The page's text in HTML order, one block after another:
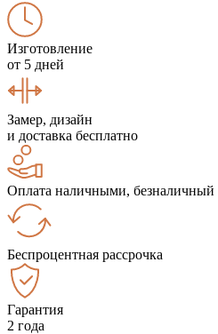
Изготовление
от 5 дней
Замер, дизайн
и доставка бесплатно
Оплата наличными, безналичный
Беспроцентная рассрочка
Гарантия
2 года